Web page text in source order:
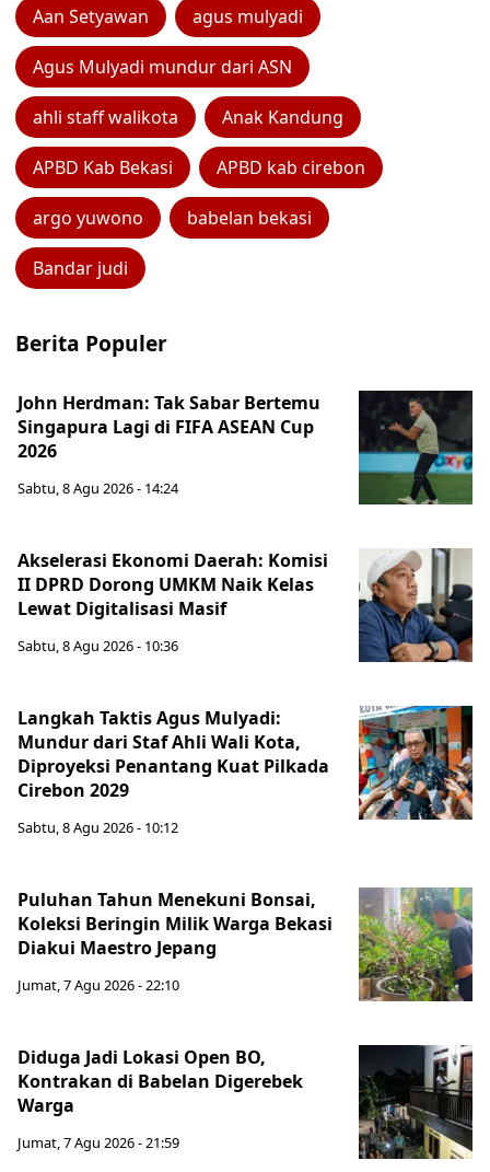
Aan Setyawan agus mulyadi
Agus Mulyadi mundur dari ASN
ahli staff walikota Anak Kandung
APBD Kab Bekasi APBD kab cirebon
argo yuwono babelan bekasi
Bandar judi
Berita Populer
John Herdman: Tak Sabar Bertemu
Singapura Lagi di FIFA ASEAN Cup
2026
Sabtu, 8 Agu 2026 - 14:24
Akselerasi Ekonomi Daerah: Komisi
II DPRD Dorong UMKM Naik Kelas
Lewat Digitalisasi Masif
Sabtu, 8 Agu 2026 - 10:36
Langkah Taktis Agus Mulyadi:
Mundur dari Staf Ahli Wali Kota,
Diproyeksi Penantang Kuat Pilkada
Cirebon 2029
Sabtu, 8 Agu 2026 - 10:12
Puluhan Tahun Menekuni Bonsai,
Koleksi Beringin Milik Warga Bekasi
Diakui Maestro Jepang
Jumat, 7 Agu 2026 - 22:10
Diduga Jadi Lokasi Open BO,
Kontrakan di Babelan Digerebek
Warga
Jumat, 7 Agu 2026 - 21:59